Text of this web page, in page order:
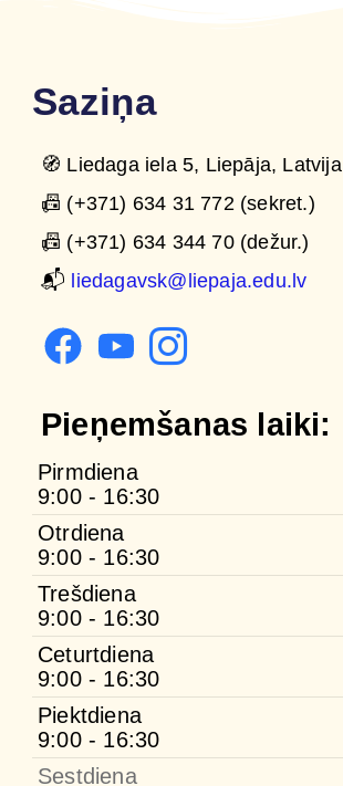
Saziņa
🧭 Liedaga iela 5, Liepāja, Latvija
📠 (+371) 634 31 772 (sekret.)
📠 (+371) 634 344 70 (dežur.)
📬 liedagavsk@liepaja.edu.lv
Pieņemšanas laiki:
Pirmdiena
9:00 - 16:30
Otrdiena
9:00 - 16:30
Trešdiena
9:00 - 16:30
Ceturtdiena
9:00 - 16:30
Piektdiena
9:00 - 16:30
Sestdiena